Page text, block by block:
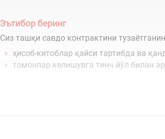
Эътибор беринг
Сиз ташқи савдо контрактини
ҳисоб-китоблар қайси тартибда ва
томонлар келишувга тинч йўл билан